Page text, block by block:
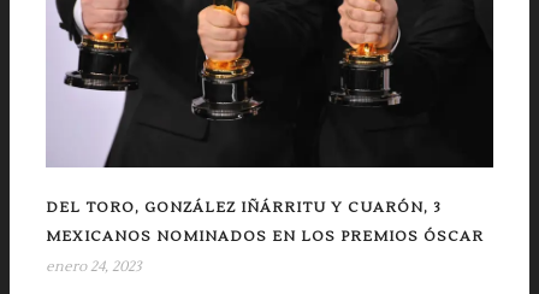
DEL TORO, GONZÁLEZ IÑÁRRITU Y CUARÓN, 3
MEXICANOS NOMINADOS EN LOS PREMIOS ÓSCAR
enero 24, 2023